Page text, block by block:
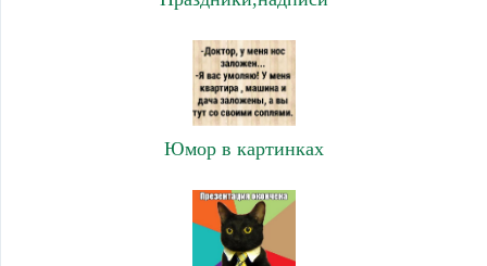
Юмор в картинках